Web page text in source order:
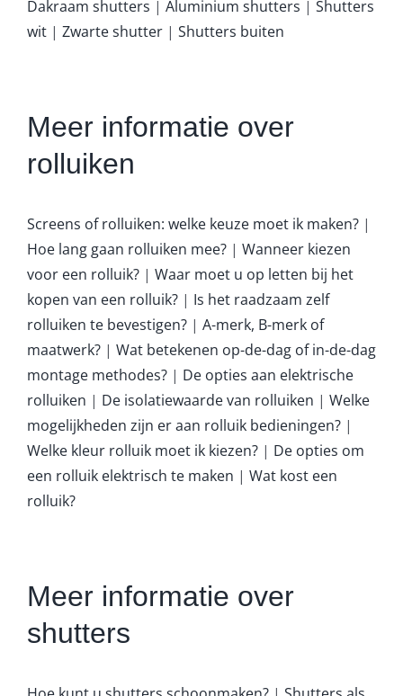
Dakraam shutters | Aluminium shutters | Shutters
wit| Zwarte shutter| Shutters buiten
Meer informatie over
rolluiken
Screens of rolluiken: welke keuze moet ik maken?|
Hoe lang gaan rolluiken mee?| Wanneer kiezen
voor een rolluik?| Waar moet u op letten bij het
kopen van een rolluik?| Is het raadzaam zelf
rolluiken te bevestigen?| A-merk, B-merk of
maatwerk?| Wat betekenen op-de-dag of in-de-dag
montage methodes?| De opties aan elektrische
rolluiken | De isolatiewaarde van rolluiken | Welke
mogelijkheden zijn er aan rolluik bedieningen?|
Welke kleur rolluik moet ik kiezen?| De opties om
een rolluik elektrisch te maken | Wat kost een
rolluik?
Meer informatie over
shutters